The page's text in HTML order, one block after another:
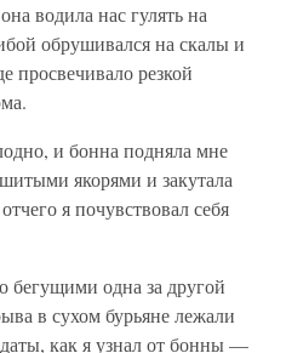
водила нас гулять на
обрушивался на скалы и
просвечивало резкой
и бонна подняла мне
якорями и закутала
я почувствовал себя
одна за другой
в сухом бурьяне лежали
как я узнал от бонны —